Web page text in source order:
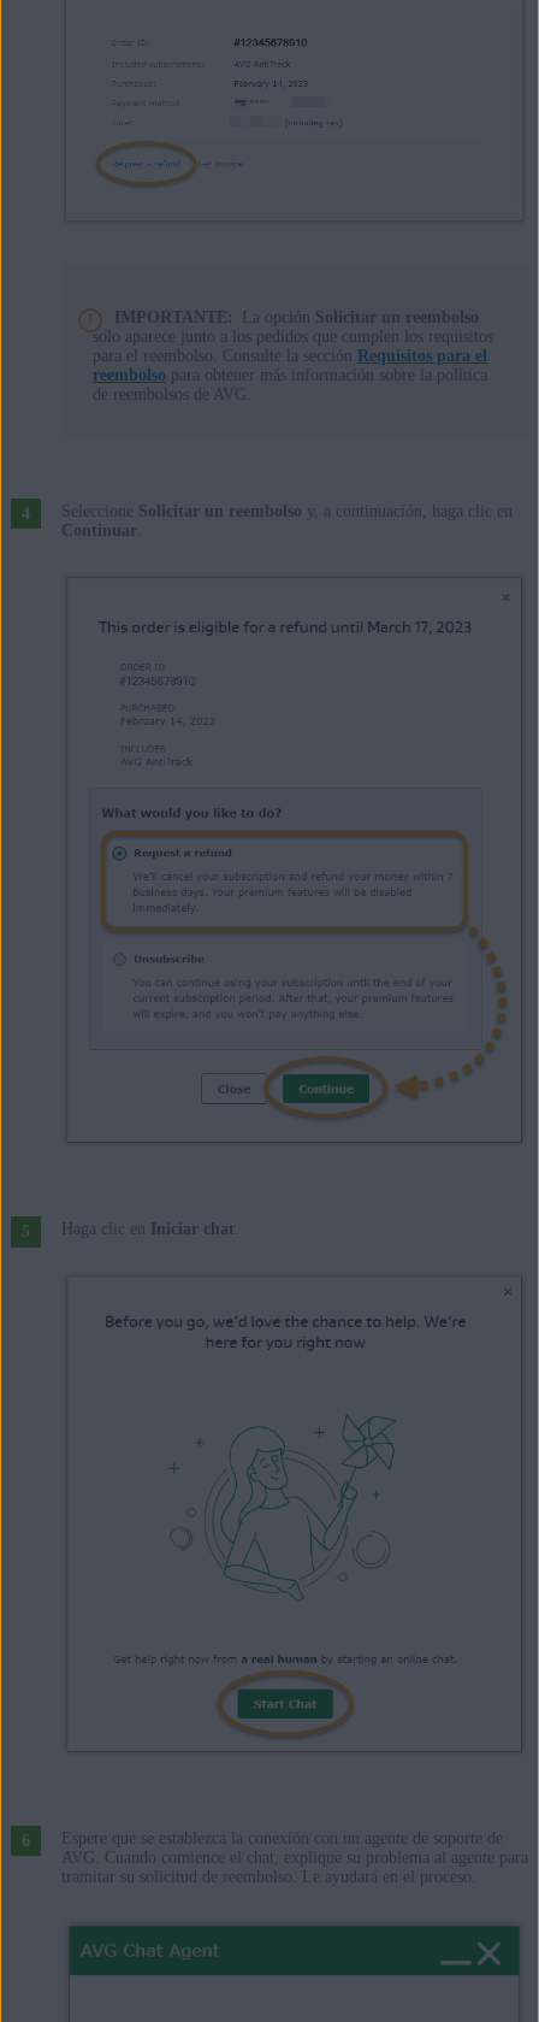
IMPORTANTE: La opción Solicitar un reembolso
solo aparece junto a los pedidos que cumplen los requisitos
para el reembolso. Consulte la sección Requisitos para el
reembolso para obtener más información sobre la política
de reembolsos de AVG.
Seleccione Solicitar un reembolso y, a continuación, haga clic en
Continuar.
Haga clic en Iniciar chat.
Espere que se establezca la conexión con un agente de soporte de
AVG. Cuando comience el chat, explique su problema al agente para
tramitar su solicitud de reembolso. Le ayudará en el proceso.